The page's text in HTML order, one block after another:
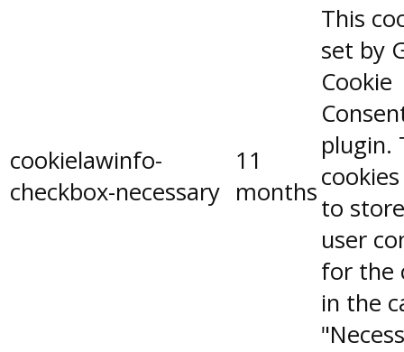
cookielawinfo-
checkbox-necessary
11
months
This
set by
Cookie
plugin.
to
user
for the
in the